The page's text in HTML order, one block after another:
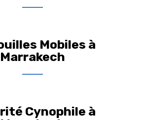
Mobiles à
Marrakech
Cynophile à